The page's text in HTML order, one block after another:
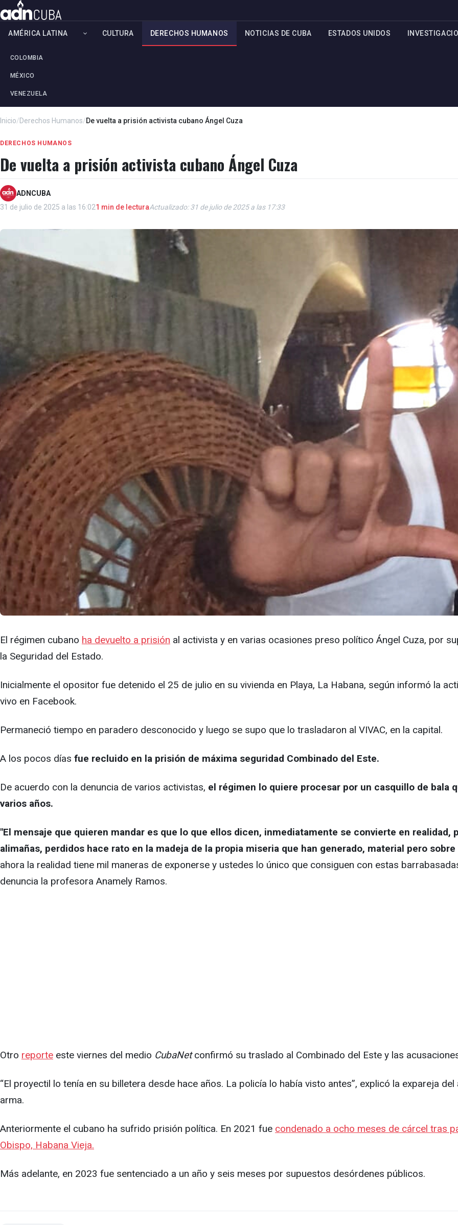
AMÉRICA LATINA
COLOMBIA
MÉXICO
VENEZUELA
CULTURA DERECHOS HUMANOS NOTICIAS DE CUBA ESTADOS UNIDOS
Inicio/Derechos Humanos/De vuelta a prisión activista cubano Ángel Cuza
DERECHOS HUMANOS
De vuelta a prisión activista cubano Ángel Cuza
ADNCUBA
31 de julio de 2025 a las 16:021 min de lecturaActualizado: 31 de julio de 2025 a las 17:33
El régimen cubano ha devuelto a prisión al activista y en varias ocasiones preso político Ángel Cuza, por
la Seguridad del Estado.
Inicialmente el opositor fue detenido el 25 de julio en su vivienda en Playa, La Habana, según informó la
vivo en Facebook.
Permaneció tiempo en paradero desconocido y luego se supo que lo trasladaron al VIVAC, en la capital.
A los pocos días fue recluido en la prisión de máxima seguridad Combinado del Este.
De acuerdo con la denuncia de varios activistas, el régimen lo quiere procesar por un casquillo de bala
varios años.
"El mensaje que quieren mandar es que lo que ellos dicen, inmediatamente se convierte en realidad,
alimañas, perdidos hace rato en la madeja de la propia miseria que han generado, material pero
ahora la realidad tiene mil maneras de exponerse y ustedes lo único que consiguen con estas
denuncia la profesora Anamely Ramos.
Otro reporte este viernes del medio CubaNetconfirmó su traslado al Combinado del Este y las
“El proyectil lo tenía en su billetera desde hace años. La policía lo había visto antes”, explicó la expareja
arma.
Anteriormente el cubano ha sufrido prisión política. En 2021 fue condenado a ocho meses de cárcel tras
Obispo, Habana Vieja.
Más adelante, en 2023 fue sentenciado a un año y seis meses por supuestos desórdenes públicos.